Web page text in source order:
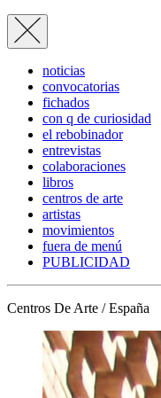
noticias
convocatorias
fichados
con q de curiosidad
el rebobinador
entrevistas
colaboraciones
libros
centros de arte
artistas
movimientos
fuera de menú
PUBLICIDAD
Centros De Arte / España